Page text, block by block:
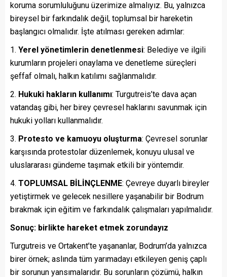
koruma sorumluluğunu üzerimize almalıyız. Bu, yalnızca
bireysel bir farkındalık değil, toplumsal bir hareketin
başlangıcı olmalıdır. İşte atılması gereken adımlar:
Yerel yönetimlerin denetlenmesi: Belediye ve ilgili
kurumların projeleri onaylama ve denetleme süreçleri
şeffaf olmalı, halkın katılımı sağlanmalıdır.
Hukuki hakların kullanımı: Turgutreis’te dava açan
vatandaş gibi, her birey çevresel haklarını savunmak için
hukuki yolları kullanmalıdır.
Protesto ve kamuoyu oluşturma: Çevresel sorunlar
karşısında protestolar düzenlemek, konuyu ulusal ve
uluslararası gündeme taşımak etkili bir yöntemdir.
TOPLUMSAL BİLİNÇLENME: Çevreye duyarlı bireyler
yetiştirmek ve gelecek nesillere yaşanabilir bir Bodrum
bırakmak için eğitim ve farkındalık çalışmaları yapılmalıdır.
Sonuç: birlikte hareket etmek zorundayız
Turgutreis ve Ortakent’te yaşananlar, Bodrum’da yalnızca
birer örnek; aslında tüm yarımadayı etkileyen geniş çaplı
bir sorunun yansımalarıdır. Bu sorunların çözümü, halkın